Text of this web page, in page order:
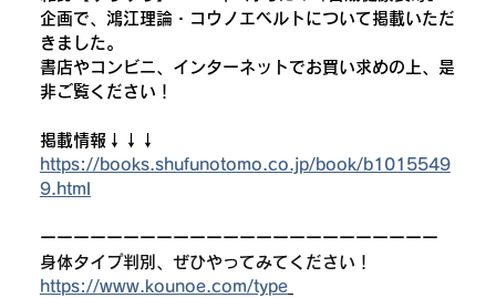
企画で、鴻江理論・コウノエベルトについて掲載いただ
きました。
書店やコンビニ、インターネットでお買い求めの上、是
非ご覧ください！
掲載情報↓↓↓
https://books.shufunotomo.co.jp/book/b1015549
9.html
ーーーーーーーーーーーーーーーーーーーーーーーー
身体タイプ判別、ぜひやってみてください！
https://www.kounoe.com/type